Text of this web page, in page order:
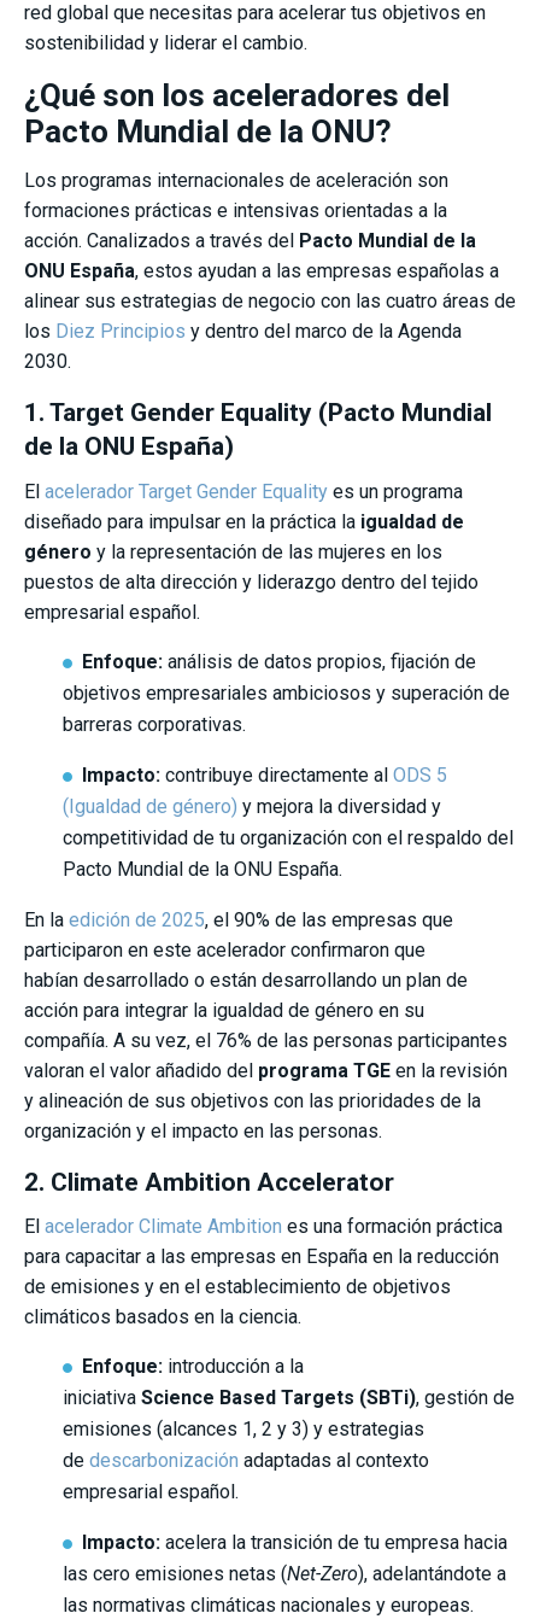
red global que necesitas para acelerar tus objetivos en
sostenibilidad y liderar el cambio.
¿Qué son los aceleradores del
Pacto Mundial de la ONU?
Los programas internacionales de aceleración son
formaciones prácticas e intensivas orientadas a la
acción. Canalizados a través del Pacto Mundial de la
ONU España, estos ayudan a las empresas españolas a
alinear sus estrategias de negocio con las cuatro áreas de
los Diez Principios y dentro del marco de la Agenda
2030.
1. Target Gender Equality (Pacto Mundial
de la ONU España)
El acelerador Target Gender Equality es un programa
diseñado para impulsar en la práctica la igualdad de
género y la representación de las mujeres en los
puestos de alta dirección y liderazgo dentro del tejido
empresarial español.
Enfoque: análisis de datos propios, fijación de
objetivos empresariales ambiciosos y superación de
barreras corporativas.
Impacto: contribuye directamente al ODS 5
(Igualdad de género) y mejora la diversidad y
competitividad de tu organización con el respaldo del
Pacto Mundial de la ONU España.
En la edición de 2025, el 90% de las empresas que
participaron en este acelerador confirmaron que
habían desarrollado o están desarrollando un plan de
acción para integrar la igualdad de género en su
compañía. A su vez, el 76% de las personas participantes
valoran el valor añadido del programa TGE en la revisión
y alineación de sus objetivos con las prioridades de la
organización y el impacto en las personas.
2. Climate Ambition Accelerator
El acelerador Climate Ambition es una formación práctica
para capacitar a las empresas en España en la reducción
de emisiones y en el establecimiento de objetivos
climáticos basados en la ciencia.
Enfoque: introducción a la
iniciativa Science Based Targets (SBTi), gestión de
emisiones (alcances 1, 2 y 3) y estrategias
de descarbonización adaptadas al contexto
empresarial español.
Impacto: acelera la transición de tu empresa hacia
las cero emisiones netas (Net-Zero), adelantándote a
las normativas climáticas nacionales y europeas.